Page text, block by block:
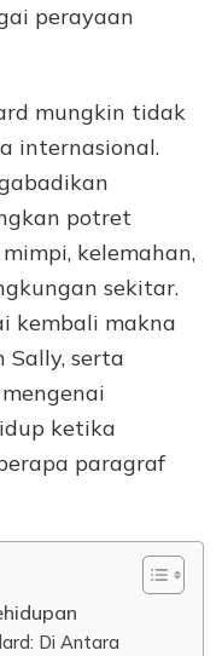
perayaan
mungkin tidak
internasional.
potret
kelemahan,
sekitar.
kembali makna
Sally, serta
ketika
paragraf
Di Antara